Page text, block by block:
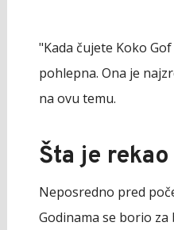
"Kada čujete Koko
pohlepna. Ona je
na ovu temu.
Šta je
Neposredno pred
Godinama se borio